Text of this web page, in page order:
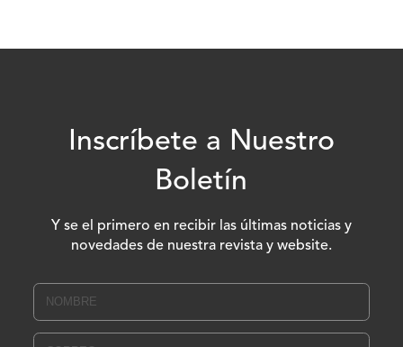
Inscríbete a Nuestro
Boletín
Y se el primero en recibir las últimas noticias y
novedades de nuestra revista y website.